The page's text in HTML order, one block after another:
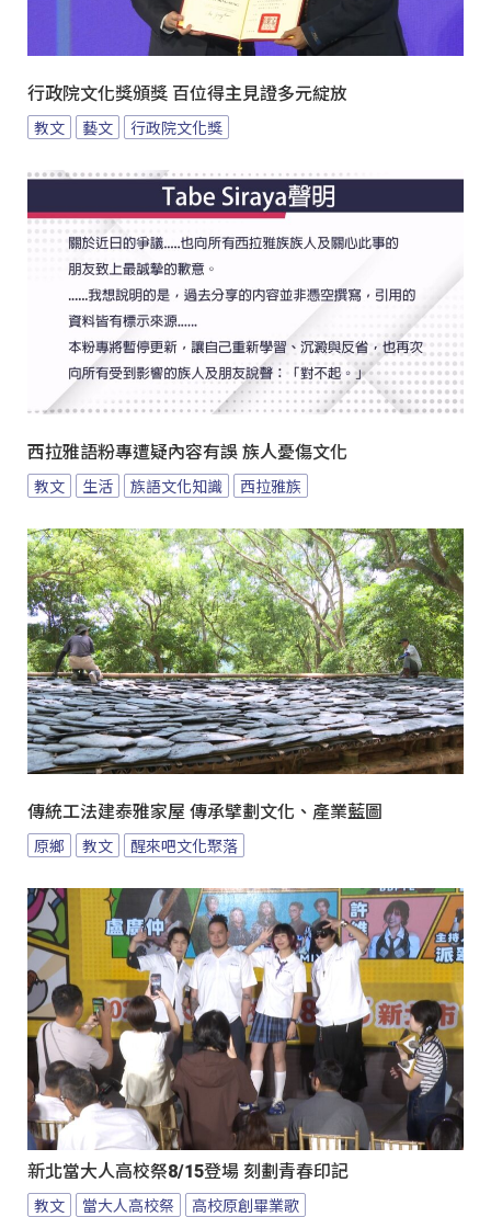
行政院文化獎頒獎 百位得主見證多元綻放
教文 藝文 行政院文化獎
西拉雅語粉專遭疑內容有誤 族人憂傷文化
教文 生活 族語文化知識 西拉雅族
傳統工法建泰雅家屋 傳承擘劃文化、產業藍圖
原鄉 教文 醒來吧文化聚落
新北當大人高校祭8/15登場 刻劃青春印記
教文 當大人高校祭 高校原創畢業歌